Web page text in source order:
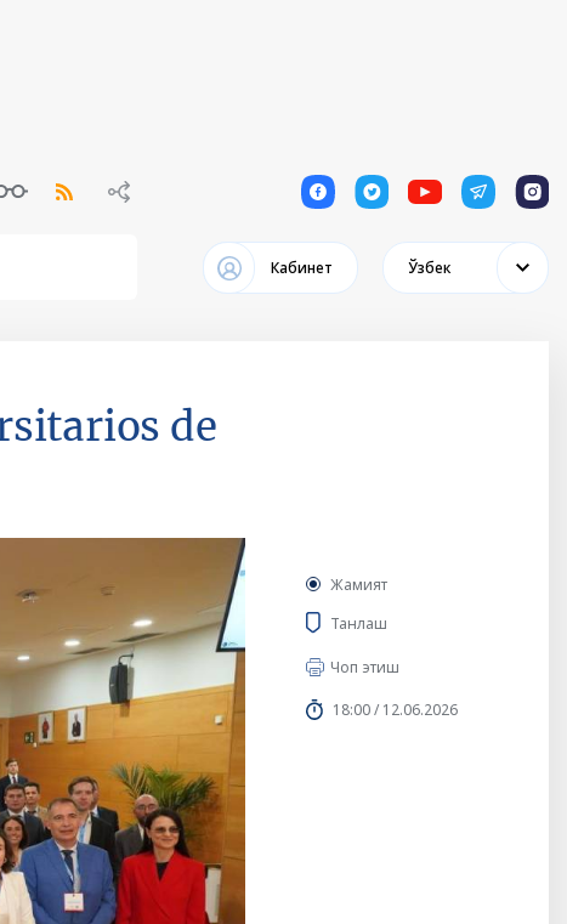
1 1 1 1 1
Кабинет Ўзбек
de
Жамият
Танлаш
Чоп этиш
18:00 / 12.06.2026